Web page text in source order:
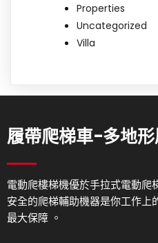
Properties
Uncategorized
Villa
履帶爬梯車-多地
電動爬樓梯機優於手拉式電動爬
安全的爬梯輔助機器是你工作上
最大保障 。